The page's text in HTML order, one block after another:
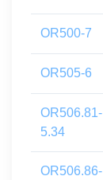
OR500-7
OR505-6
OR506.81-
5.34
OR506.86-